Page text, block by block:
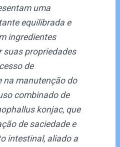
uma
equilibrada e
ingredientes
suas propriedades
de
na manutenção do
combinado de
konjac, que
de saciedade e
intestinal, aliado a